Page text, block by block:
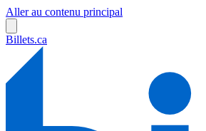
Aller au contenu principal
Billets.ca